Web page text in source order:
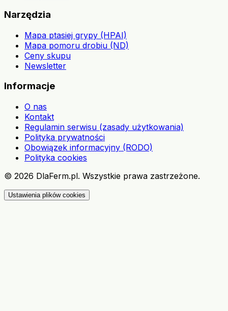
Narzędzia
Mapa ptasiej grypy (HPAI)
Mapa pomoru drobiu (ND)
Ceny skupu
Newsletter
Informacje
O nas
Kontakt
Regulamin serwisu (zasady użytkowania)
Polityka prywatności
Obowiązek informacyjny (RODO)
Polityka cookies
© 2026 DlaFerm.pl. Wszystkie prawa zastrzeżone.
Ustawienia plików cookies